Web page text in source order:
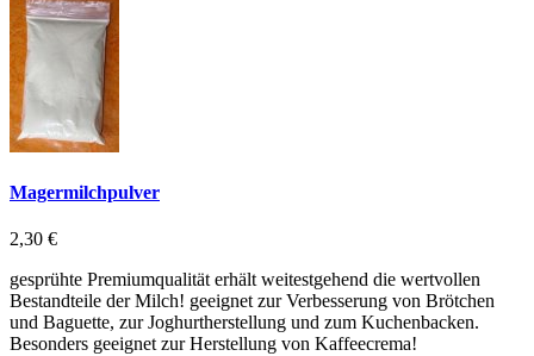
Magermilchpulver
2,30 €
gesprühte Premiumqualität erhält weitestgehend die wertvollen
Bestandteile der Milch! geeignet zur Verbesserung von Brötchen
und Baguette, zur Joghurtherstellung und zum Kuchenbacken.
Besonders geeignet zur Herstellung von Kaffeecrema!